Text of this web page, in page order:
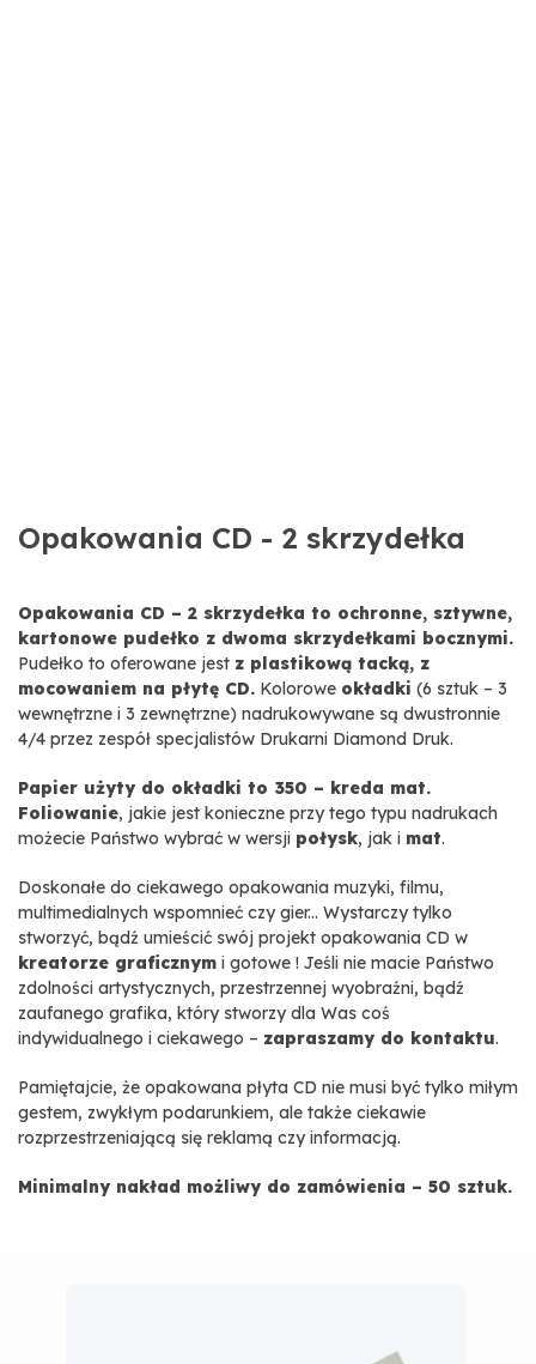
Opakowania CD - 2 skrzydełka
Opakowania CD – 2 skrzydełka to ochronne, sztywne,
kartonowe pudełko z dwoma skrzydełkami bocznymi.
Pudełko to oferowane jest z plastikową tacką, z
mocowaniem na płytę CD. Kolorowe okładki (6 sztuk – 3
wewnętrzne i 3 zewnętrzne) nadrukowywane są dwustronnie
4/4 przez zespół specjalistów Drukarni Diamond Druk.
Papier użyty do okładki to 350 – kreda mat.
Foliowanie, jakie jest konieczne przy tego typu nadrukach
możecie Państwo wybrać w wersji połysk, jak i mat.
Doskonałe do ciekawego opakowania muzyki, filmu,
multimedialnych wspomnieć czy gier... Wystarczy tylko
stworzyć, bądź umieścić swój projekt opakowania CD w
kreatorze graficznym i gotowe ! Jeśli nie macie Państwo
zdolności artystycznych, przestrzennej wyobraźni, bądź
zaufanego grafika, który stworzy dla Was coś
indywidualnego i ciekawego – zapraszamy do kontaktu.
Pamiętajcie, że opakowana płyta CD nie musi być tylko miłym
gestem, zwykłym podarunkiem, ale także ciekawie
rozprzestrzeniającą się reklamą czy informacją.
Minimalny nakład możliwy do zamówienia – 50 sztuk.